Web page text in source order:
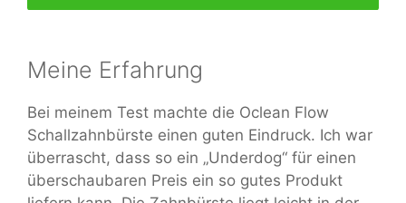
Meine Erfahrung
Bei meinem Test machte die Oclean Flow
Schallzahnbürste einen guten Eindruck. Ich war
überrascht, dass so ein „Underdog“ für einen
überschaubaren Preis ein so gutes Produkt